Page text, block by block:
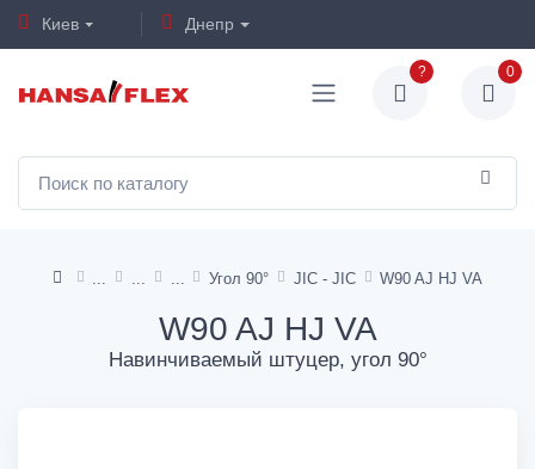
Киев Днепр
? 0
Угол 90° JIC - JIC W90 AJ HJ VA
W90 AJ HJ VA
Навинчиваемый штуцер, угол 90°